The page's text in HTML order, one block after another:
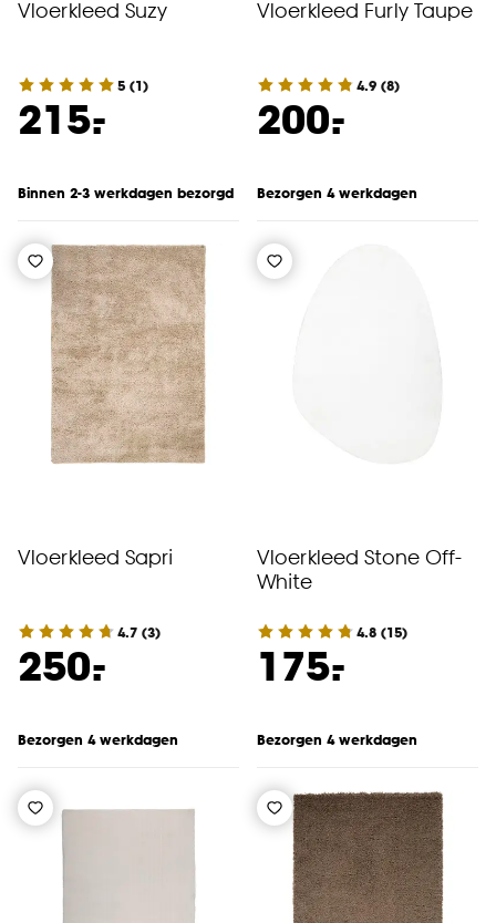
Vloerkleed Suzy
5 (1)
215.
-
Binnen 2-3 werkdagen bezorgd
Vloerkleed Furly Taupe
4.9 (8)
200.
-
Bezorgen 4 werkdagen
Vloerkleed Sapri
4.7 (3)
250.
-
Bezorgen 4 werkdagen
Vloerkleed Stone Off-
White
4.8 (15)
175.
-
Bezorgen 4 werkdagen